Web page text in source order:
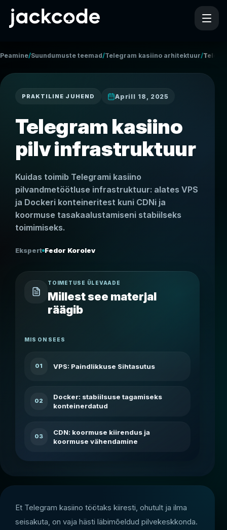
Peamine/Suundumuste teemad/Telegram kasiino arhitektuur/
PRAKTILINE JUHEND Aprill 18, 2025
Telegram kasiino
pilv infrastruktuur
Kuidas toimib Telegrami kasiino
pilvandmetöötluse infrastruktuur: alates VPS
ja Dockeri konteineritest kuni CDNi ja
koormuse tasakaalustamiseni stabiilseks
toimimiseks.
Ekspert Fedor Korolev
TOIMETUSE ÜLEVAADE
Millest see materjal
räägib
MIS ON SEES
01 VPS: Paindlikkuse Sihtasutus
02
Docker: stabiilsuse tagamiseks
konteinerdatud
03
CDN: koormuse kiirendus ja
koormuse vähendamine
Et Telegram kasiino töötaks kiiresti, ohutult ja ilma
seisakuta, on vaja hästi läbimõeldud pilvekeskkonda.